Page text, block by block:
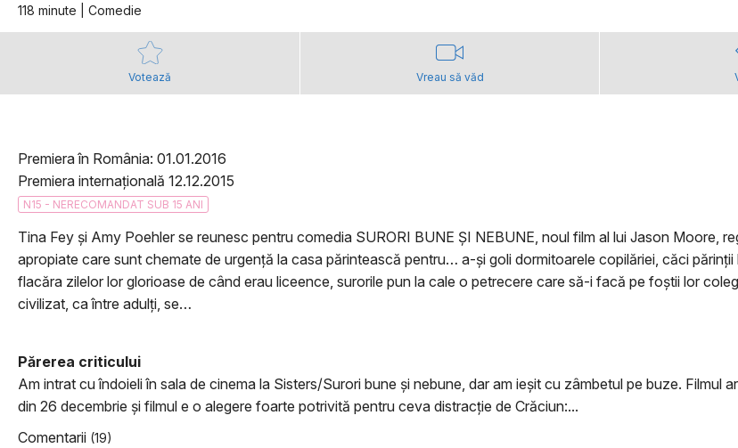
118 minute | Comedie
Votează Vreau să văd
Premiera în România: 01.01.2016
Premiera internațională 12.12.2015
N15 - NERECOMANDAT SUB 15 ANI
Tina Fey și Amy Poehler se reunesc pentru comedia SURORI BUNE ȘI NEBUNE, noul film al lui Jason Moore,
apropiate care sunt chemate de urgență la casa părintească pentru… a-și goli dormitoarele copilăriei, căci
flacăra zilelor lor glorioase de când erau liceence, surorile pun la cale o petrecere care să-i facă pe foștii lor
civilizat, ca între adulți, se…
Părerea criticului
Am intrat cu îndoieli în sala de cinema la Sisters/Surori bune şi nebune, dar am ieşit cu zâmbetul pe buze. Filmul
din 26 decembrie şi filmul e o alegere foarte potrivită pentru ceva distracţie de Crăciun:...
Comentarii (19)